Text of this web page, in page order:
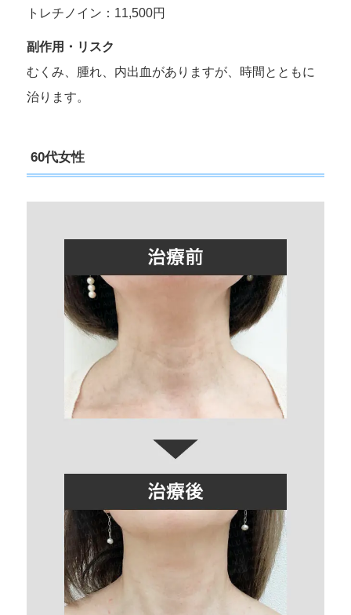
トレチノイン：11,500円
副作用・リスク
むくみ、腫れ、内出血がありますが、時間とともに
治ります。
60代女性